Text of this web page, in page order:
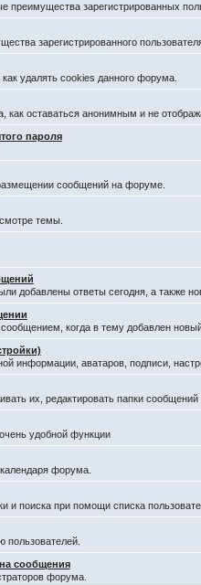
преимущества зарегистрированных
зарегистрированного
удалять cookies данного форума.
как оставаться анонимным и не
пароля
сообщений на форуме.
темы.
добавлены ответы сегодня, а также
когда в тему добавлен
информации, аватаров, подписи,
их, редактировать папки
удобной функции
форума.
и поиска при помощи списка
пользователей.
сообщения
форума.